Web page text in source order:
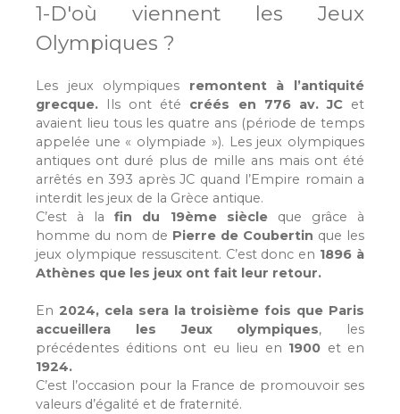
1-D'où viennent les Jeux
Olympiques ?
Les jeux olympiques remontent à l’antiquité
grecque. Ils ont été créés en 776 av. JCet
avaient lieu tous les quatre ans (période de temps
appelée une « olympiade »). Les jeux olympiques
antiques ont duré plus de mille ans mais ont été
arrêtés en 393 après JC quand l’Empire romain a
interdit les jeux de la Grèce antique.
C’est à la fin du 19ème siècleque grâce à
homme du nom de Pierre de Coubertin que les
jeux olympique ressuscitent. C’est donc en 1896 à
Athènes que les jeux ont fait leur retour.
En 2024, cela sera la troisième fois que Paris
accueillera les Jeux olympiques, les
précédentes éditions ont eu lieu en 1900 et en
1924.
C’est l’occasion pour la France de promouvoir ses
valeurs d’égalité et de fraternité.